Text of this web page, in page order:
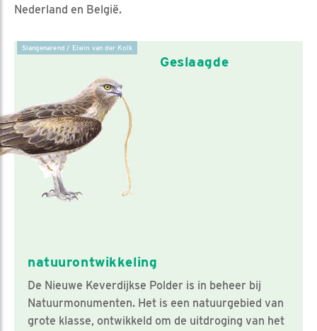
Nederland en België.
Slangenarend / Elwin van der Kolk
Geslaagde
natuurontwikkeling
De Nieuwe Keverdijkse Polder is in beheer bij
Natuurmonumenten. Het is een natuurgebied van
grote klasse, ontwikkeld om de uitdroging van het